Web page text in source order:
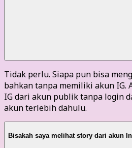
Tidak perlu. Siapa pun bisa
bahkan tanpa memiliki akun IG.
IG dari akun publik tanpa login
akun terlebih dahulu.
Bisakah saya melihat story dari akun